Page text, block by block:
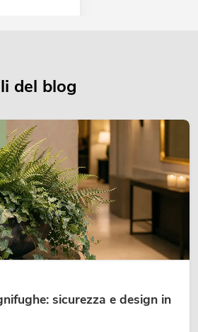
amplificatore
del blog
sicurezza e design in